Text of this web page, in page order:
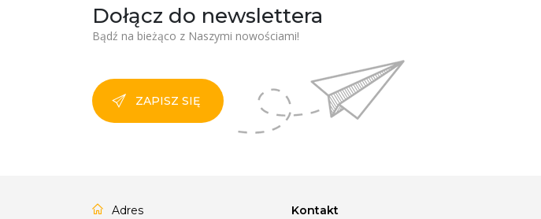
Dołącz do newslettera
Bądź na bieżąco z Naszymi nowościami!
ZAPISZ SIĘ
Adres
Kontakt